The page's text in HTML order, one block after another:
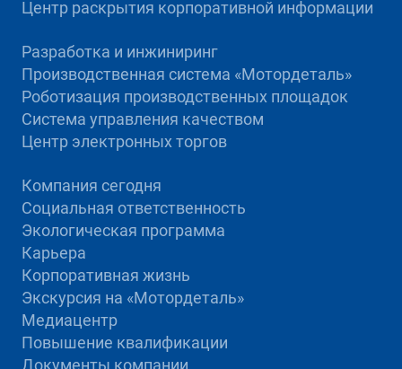
Центр раскрытия корпоративной информации
Разработка и инжиниринг
Производственная система «Mотордеталь»
Роботизация производственных площадок
Система управления качеством
Центр электронных торгов
Компания сегодня
Социальная ответственность
Экологическая программа
Карьера
Корпоративная жизнь
Экскурсия на «Мотордеталь»
Медиацентр
Повышение квалификации
Документы компании